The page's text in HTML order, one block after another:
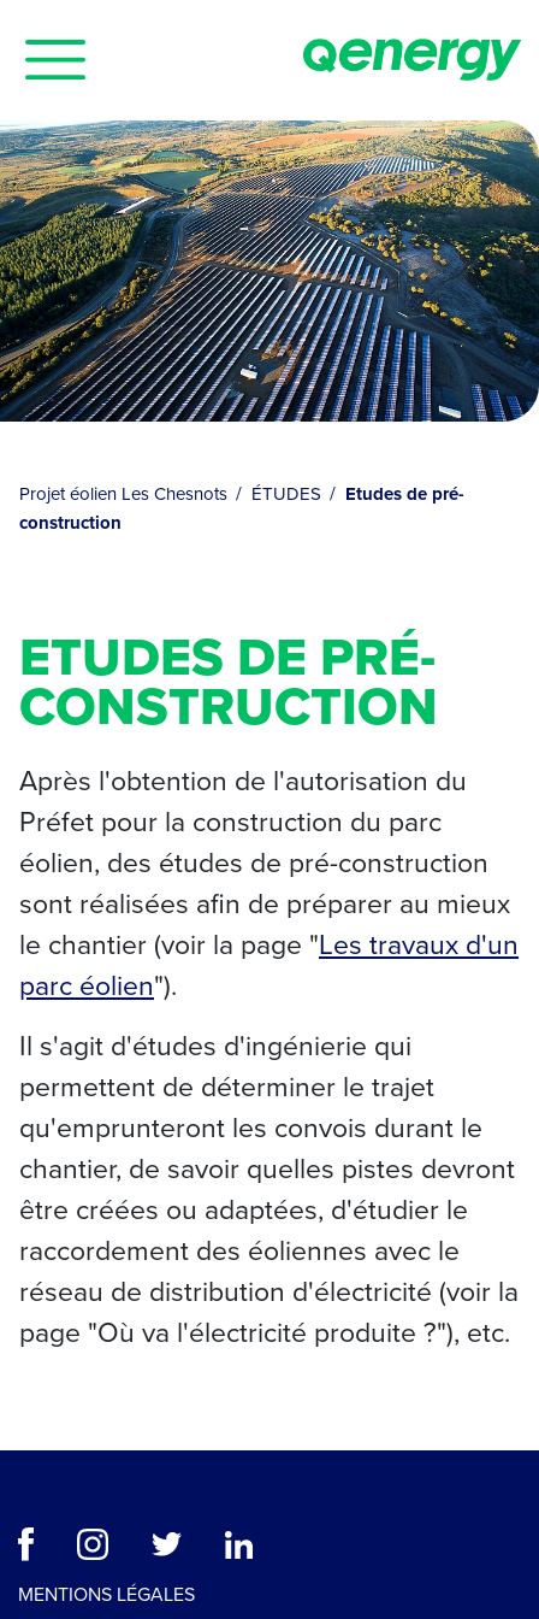
Projet éolien Les Chesnots ÉTUDES
Etudes de pré-
construction
ETUDES DE PRÉ-
CONSTRUCTION
Après l'obtention de l'autorisation du
Préfet pour la construction du parc
éolien, des études de pré-construction
sont réalisées afin de préparer au mieux
le chantier (voir la page "Les travaux d'un
parc éolien").
Il s'agit d'études d'ingénierie qui
permettent de déterminer le trajet
qu'emprunteront les convois durant le
chantier, de savoir quelles pistes devront
être créées ou adaptées, d'étudier le
raccordement des éoliennes avec le
réseau de distribution d'électricité (voir la
page "Où va l'électricité produite ?"), etc.
MENTIONS LÉGALES